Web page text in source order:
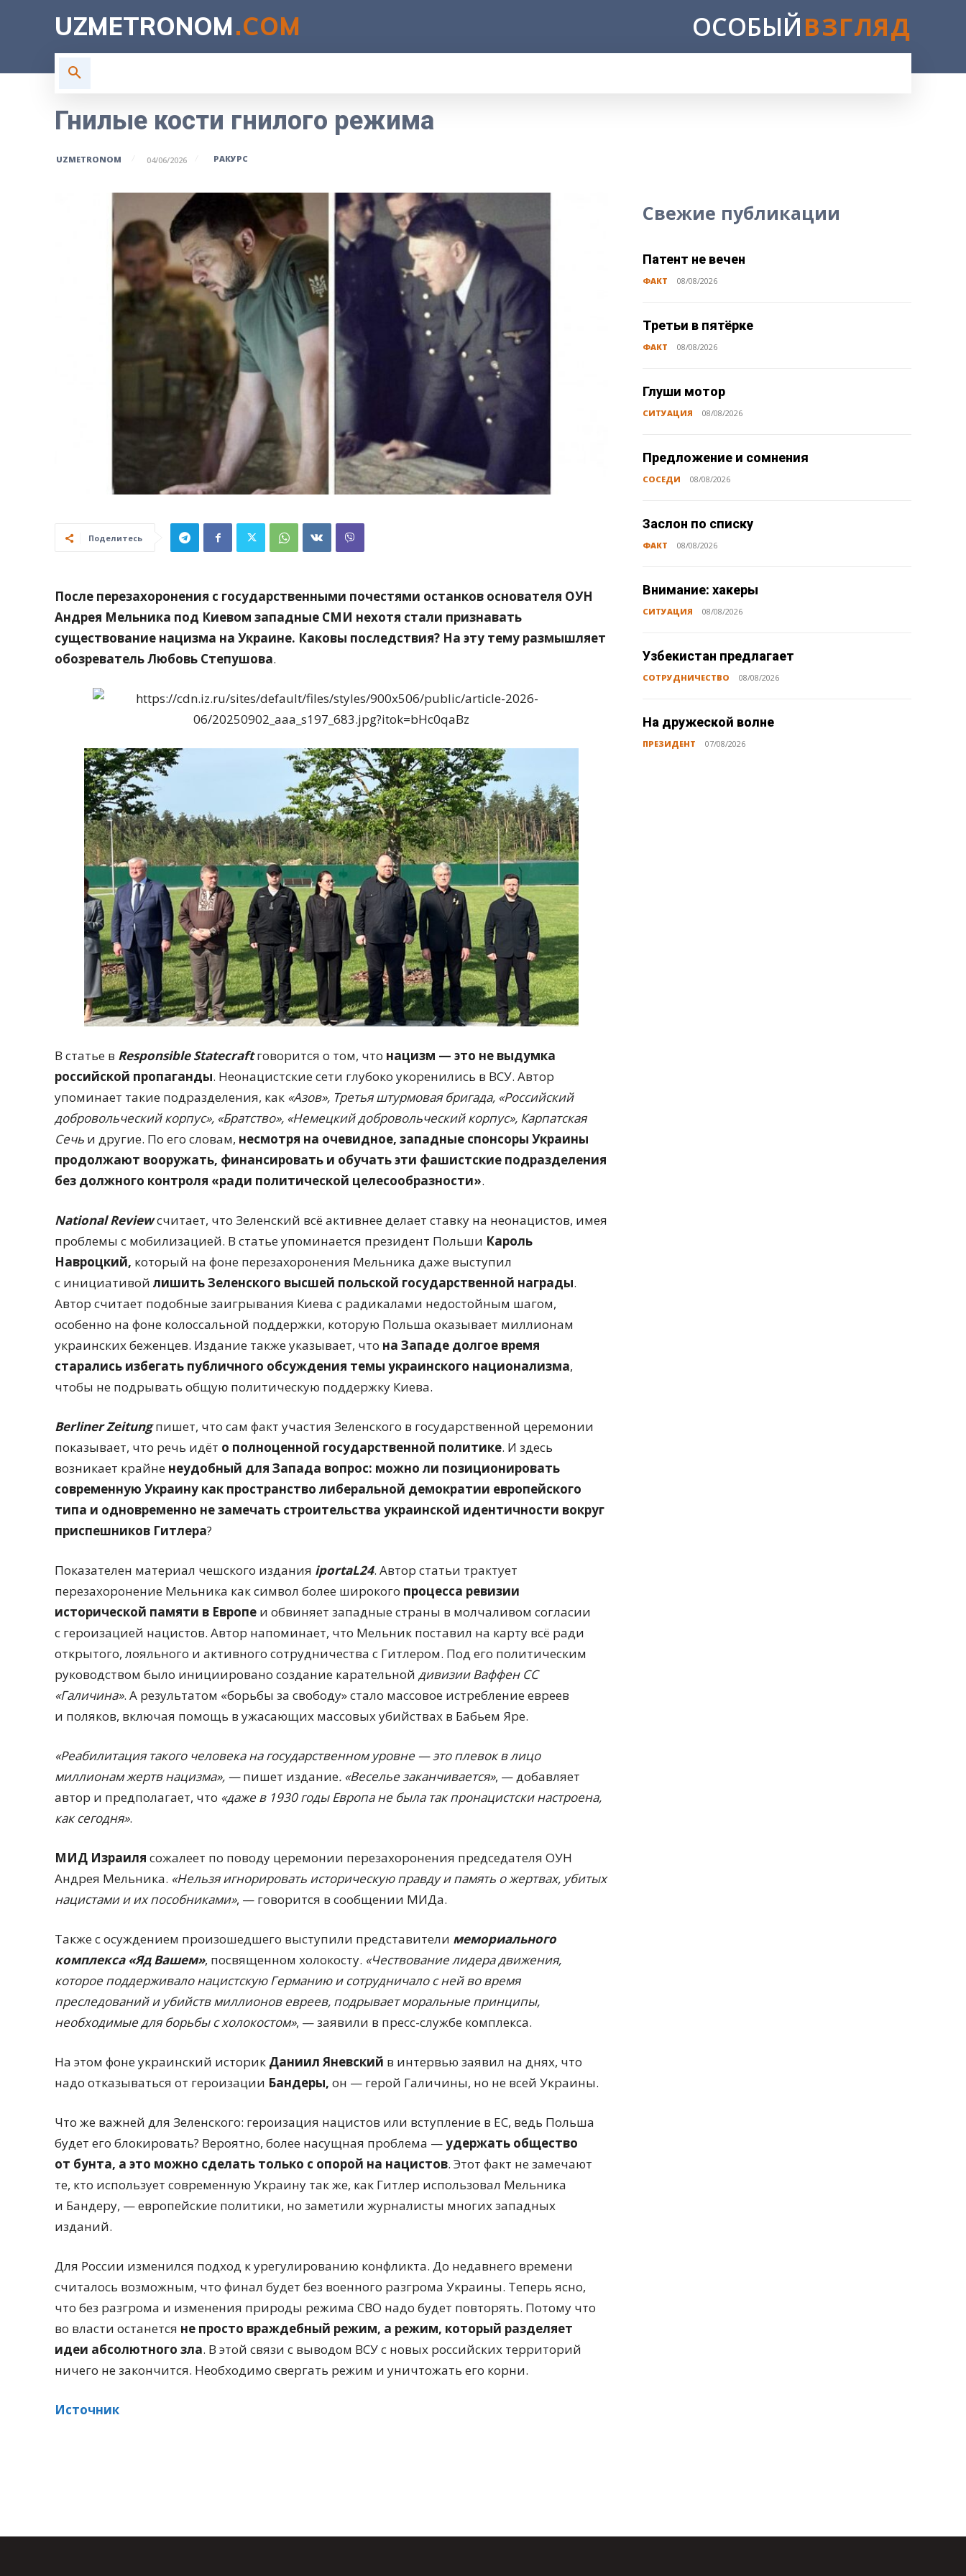
UZMETRONOM.COM ОСОБЫЙВЗГЛЯД
Гнилые кости гнилого режима
UZMETRONOM 04/06/2026 РАКУРС
Поделитесь
После перезахоронения с государственными почестями останков основателя ОУН
Андрея Мельника под Киевом западные СМИ нехотя стали признавать
существование нацизма на Украине. Каковы последствия? На эту тему размышляет
обозреватель Любовь Степушова.
В статье в Responsible Statecraft говорится о том, что нацизм — это не выдумка
российской пропаганды. Неонацистские сети глубоко укоренились в ВСУ. Автор
упоминает такие подразделения, как «Азов», Третья штурмовая бригада, «Российский
добровольческий корпус», «Братство», «Немецкий добровольческий корпус», Карпатская
Сечь и другие. По его словам, несмотря на очевидное, западные спонсоры Украины
продолжают вооружать, финансировать и обучать эти фашистские подразделения
без должного контроля «ради политической целесообразности».
National Reviewсчитает, что Зеленский всё активнее делает ставку на неонацистов, имея
проблемы с мобилизацией. В статье упоминается президент Польши Кароль
Навроцкий, который на фоне перезахоронения Мельника даже выступил
с инициативой лишить Зеленского высшей польской государственной награды.
Автор считает подобные заигрывания Киева с радикалами недостойным шагом,
особенно на фоне колоссальной поддержки, которую Польша оказывает миллионам
украинских беженцев. Издание также указывает, что на Западе долгое время
старались избегать публичного обсуждения темы украинского национализма,
чтобы не подрывать общую политическую поддержку Киева.
Berliner Zeitungпишет, что сам факт участия Зеленского в государственной церемонии
показывает, что речь идёт о полноценной государственной политике. И здесь
возникает крайне неудобный для Запада вопрос: можно ли позиционировать
современную Украину как пространство либеральной демократии европейского
типа и одновременно не замечать строительства украинской идентичности вокруг
приспешников Гитлера?
Показателен материал чешского издания iportaL24. Автор статьи трактует
перезахоронение Мельника как символ более широкого процесса ревизии
исторической памяти в Европе и обвиняет западные страны в молчаливом согласии
с героизацией нацистов. Автор напоминает, что Мельник поставил на карту всё ради
открытого, лояльного и активного сотрудничества с Гитлером. Под его политическим
руководством было инициировано создание карательной дивизии Ваффен СС
«Галичина». А результатом «борьбы за свободу» стало массовое истребление евреев
и поляков, включая помощь в ужасающих массовых убийствах в Бабьем Яре.
«Реабилитация такого человека на государственном уровне — это плевок в лицо
миллионам жертв нацизма», —пишет издание. «Веселье заканчивается», — добавляет
автор и предполагает, что «даже в 1930 годы Европа не была так пронацистски настроена,
как сегодня».
МИД Израиля сожалеет по поводу церемонии перезахоронения председателя ОУН
Андрея Мельника. «Нельзя игнорировать историческую правду и память о жертвах, убитых
нацистами и их пособниками», — говорится в сообщении МИДа.
Также с осуждением произошедшего выступили представители мемориального
комплекса «Яд Вашем», посвященном холокосту. «Чествование лидера движения,
которое поддерживало нацистскую Германию и сотрудничало с ней во время
преследований и убийств миллионов евреев, подрывает моральные принципы,
необходимые для борьбы с холокостом», — заявили в пресс-службе комплекса.
На этом фоне украинский историк Даниил Яневский в интервью заявил на днях, что
надо отказываться от героизации Бандеры, он — герой Галичины, но не всей Украины.
Что же важней для Зеленского: героизация нацистов или вступление в ЕС, ведь Польша
будет его блокировать? Вероятно, более насущная проблема —удержать общество
от бунта, а это можно сделать только с опорой на нацистов. Этот факт не замечают
те, кто использует современную Украину так же, как Гитлер использовал Мельника
и Бандеру, — европейские политики, но заметили журналисты многих западных
изданий.
Для России изменился подход к урегулированию конфликта. До недавнего времени
считалось возможным, что финал будет без военного разгрома Украины. Теперь ясно,
что без разгрома и изменения природы режима СВО надо будет повторять. Потому что
во власти останется не просто враждебный режим, а режим, который разделяет
идеи абсолютного зла. В этой связи с выводом ВСУ с новых российских территорий
ничего не закончится. Необходимо свергать режим и уничтожать его корни.
Источник
Свежие публикации
Патент не вечен
ФАКТ 08/08/2026
Третьи в пятёрке
ФАКТ 08/08/2026
Глуши мотор
СИТУАЦИЯ 08/08/2026
Предложение и сомнения
СОСЕДИ 08/08/2026
Заслон по списку
ФАКТ 08/08/2026
Внимание: хакеры
СИТУАЦИЯ 08/08/2026
Узбекистан предлагает
СОТРУДНИЧЕСТВО 08/08/2026
На дружеской волне
ПРЕЗИДЕНТ 07/08/2026